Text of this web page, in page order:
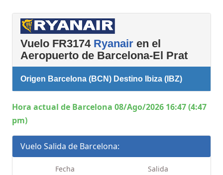
Vuelo FR3174 Ryanair en el
Aeropuerto de Barcelona-El Prat
Origen Barcelona (BCN) Destino Ibiza (IBZ)
Hora actual de Barcelona 08/Ago/2026 16:47 (4:47
pm)
Vuelo Salida de Barcelona:
Fecha Salida